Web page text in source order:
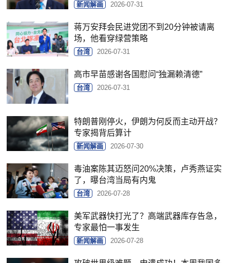
新闻解画 2026-07-31
蒋万安拜会民进党团不到20分钟被请离
场，他看穿绿营策略
台湾 2026-07-31
高市早苗感谢各国慰问“独漏赖清德”
台湾 2026-07-31
特朗普刚停火，伊朗为何反而主动开战？
专家揭背后算计
新闻解画 2026-07-30
毒油案陈其迈怒问20%决策，卢秀燕证实
了，曝台湾当局有内鬼
台湾 2026-07-28
美军武器快打光了？高端武器库存告急，
专家最怕一事发生
新闻解画 2026-07-28